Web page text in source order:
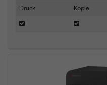
Druck Kopie